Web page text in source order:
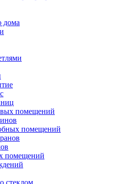
дома
помещений
помещений
помещений